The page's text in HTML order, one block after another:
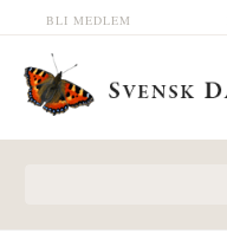
Hoppa till huvudinnehåll
BLI MEDLEM